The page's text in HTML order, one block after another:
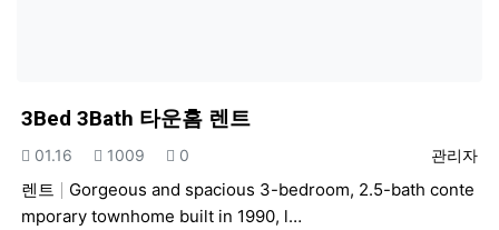
3Bed 3Bath 타운홈 렌트
등록자
관리자
등록일
01.16 조회
1009 추천
0
렌트
Gorgeous and spacious 3-bedroom, 2.5-bath conte
mporary townhome built in 1990, l…